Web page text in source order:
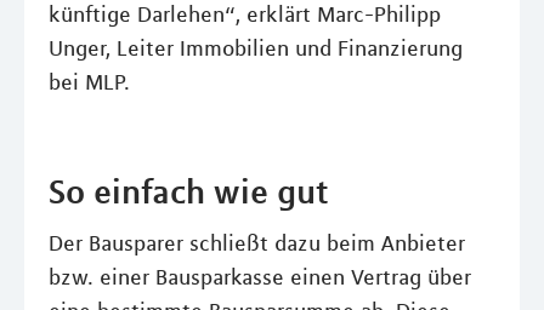
künftige Darlehen“, erklärt Marc-Philipp
Unger, Leiter Immobilien und Finanzierung
bei MLP.
So einfach wie gut
Der Bausparer schließt dazu beim Anbieter
bzw. einer Bausparkasse einen Vertrag über